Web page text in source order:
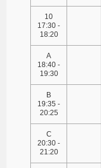
10
17:30 -
18:20
A
18:40 -
19:30
B
19:35 -
20:25
C
20:30 -
21:20